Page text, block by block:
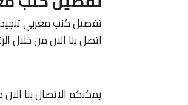
تفصيل كنب مغربي
اتصل بنا الان من خلال
يمكنكم الاتصال بنا